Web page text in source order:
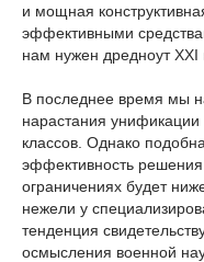
и мощная
эффективными
нам нужен дредноут XXI
В последнее время мы
нарастания
классов. Однако
эффективность
ограничениях будет
нежели у
тенденция
осмысления военной